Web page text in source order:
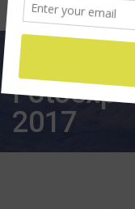
www.ilumio.cz
Fotoexpedice
2017